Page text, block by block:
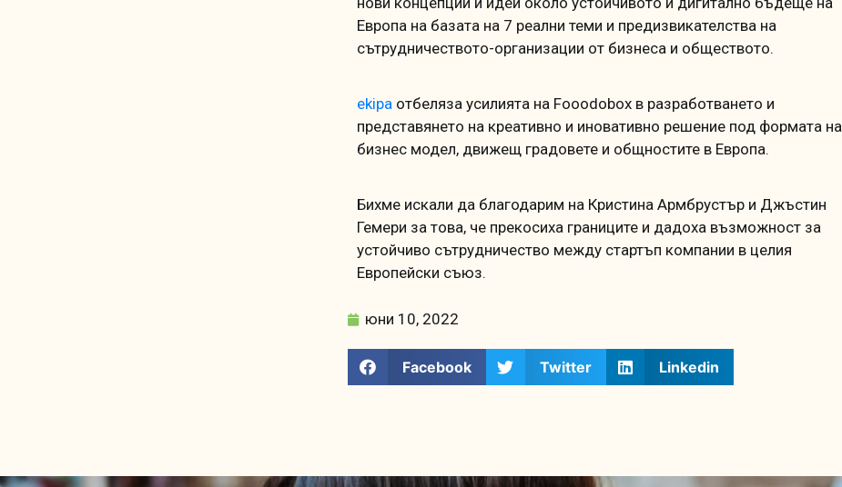
Европа на базата на 7 реални теми и предизвикателства на
сътрудничеството-организации от бизнеса и обществото.
ekipa отбеляза усилията на Fooodobox в разработването и
представянето на креативно и иновативно решение под формата на
бизнес модел, движещ градовете и общностите в Европа.
Бихме искали да благодарим на Кристина Армбрустър и Джъстин
Гемери за това, че прекосиха границите и дадоха възможност за
устойчиво сътрудничество между стартъп компании в целия
Европейски съюз.
юни 10, 2022
Facebook Twitter Linkedin